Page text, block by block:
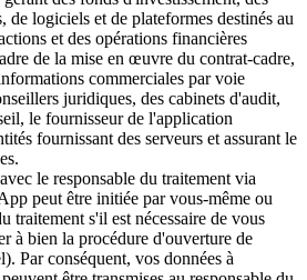
de logiciels et de plateformes destinés au
et des opérations financières
de la mise en œuvre du contrat-cadre,
commerciales par voie
juridiques, des cabinets d'audit,
le fournisseur de l'application
fournissant des serveurs et assurant le
le responsable du traitement via
peut être initiée par vous-même ou
traitement s'il est nécessaire de vous
à bien la procédure d'ouverture de
Par conséquent, vos données à